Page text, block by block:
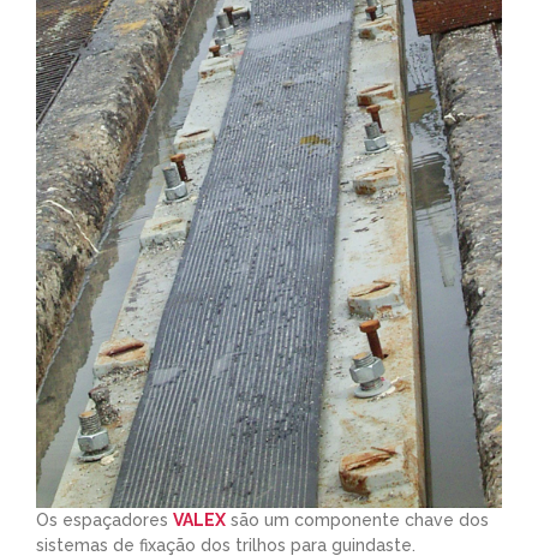
Os espaçadores VALEXsão um componente chave dos
sistemas de fixação dos trilhos para guindaste.